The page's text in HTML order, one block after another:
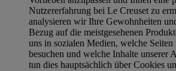
Nutzererfahrung bei Le Creuset zu
analysieren wir Ihre Gewohnheiten
Bezug auf die meistgesehenen
uns in sozialen Medien, welche Seiten
besuchen und welche Inhalte unserer
tun dies hauptsächlich über Cookies